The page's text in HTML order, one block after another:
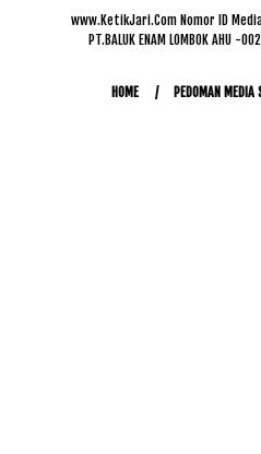
www.KetikJari.Com Nomor ID
PT.BALUK ENAM LOMBOK AHU -
HOME PEDOMAN MEDIA